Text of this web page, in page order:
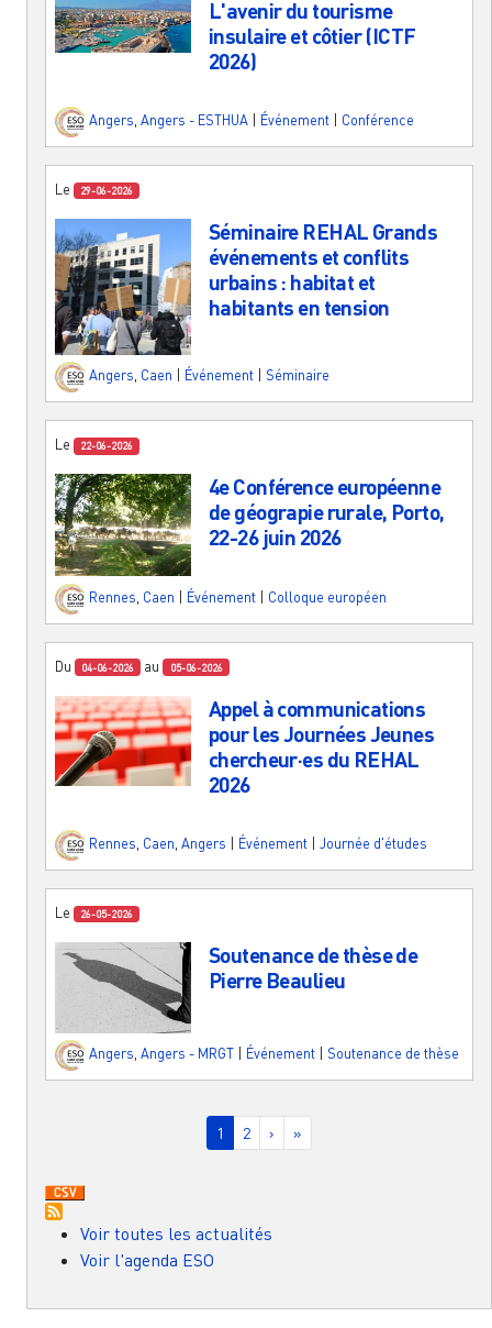
L'avenir du tourisme
insulaire et côtier (ICTF
2026)
Angers Angers - ESTHUA Événement Conférence
Le 29-06-2026
Séminaire REHAL Grands
événements et conflits
urbains : habitat et
habitants en tension
Angers, Caen Événement Séminaire
Le 22-06-2026
4e Conférence européenne
de géograpie rurale, Porto,
22-26 juin 2026
Rennes Caen Événement Colloque européen
Du 04-06-2026 au 05-06-2026
Appel à communications
pour les Journées Jeunes
chercheur·es du REHAL
2026
Rennes, Caen, Angers Événement Journée d'études
Le 26-05-2026
Soutenance de thèse de
Pierre Beaulieu
Angers, Angers - MRGT Événement Soutenance de thèse
Page courante
1 Page
2 Page suivante
› Dernière page
»
Voir toutes les actualités
Voir l'agenda ESO